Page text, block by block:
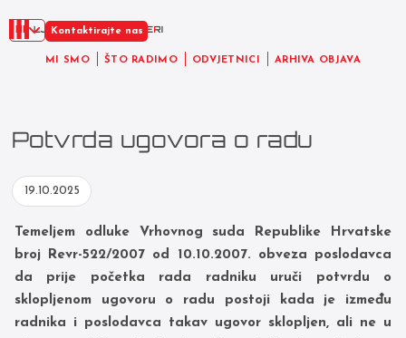
MI SMO ŠTO RADIMO ODVJETNICI ARHIVA OBJAVA
Kontaktirajte nas
Potvrda ugovora o radu
19.10.2025
T emeljem odluke Vrhovnog suda Republike Hrvatske
broj Revr-522/2007 od 10.10.2007. obveza poslodavca
da prije početka rada radniku uruči potvrdu o
sklopljenom ugovoru o radu postoji kada je između
radnika i poslodavca takav ugovor sklopljen, ali ne u